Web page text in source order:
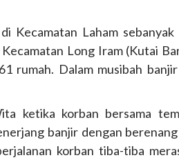
Kecamatan Laham
Long Iram (Kutai
rumah. Dalam musibah
ketika korban bersama
banjir dengan
korban tiba-tiba